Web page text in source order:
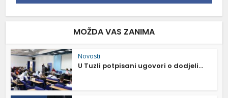
MOŽDA VAS ZANIMA
Novosti
U Tuzli potpisani ugovori o dodjeli...